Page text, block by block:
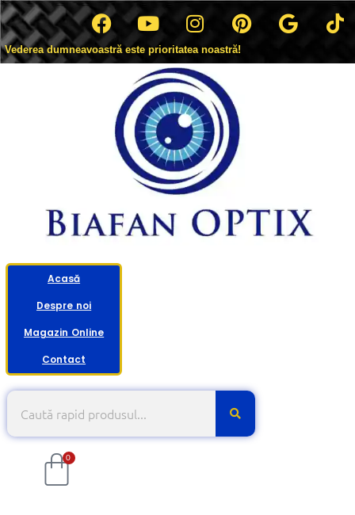
Vederea dumneavoastră este prioritatea noastră!
Acasă
Despre noi
Magazin Online
Contact
0